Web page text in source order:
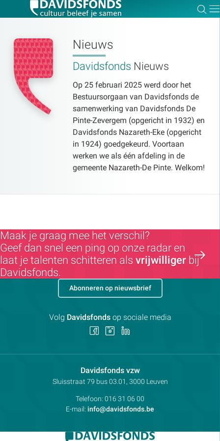
Nieuws
Davidsfonds Nieuws
Op 25 februari 2025 werd door het
Bestuursorgaan van Davidsfonds de
samenwerking van Davidsfonds De
Pinte-Zevergem (opgericht in 1932) en
Davidsfonds Nazareth-Eke (opgericht
in 1924) goedgekeurd. Voortaan
werken we als één afdeling in de
gemeente Nazareth-De Pinte. Welkom!
Maak je graag mee het verschil?
Geef dan snel een ping op onze radar en
laat je talenten schitteren als vrijwilliger bij
Davidsfonds.
Davidsfonds vzwContactpersoon:
Adres:
Sluisstraat 79 bus 03.01, 3000 Leuven
Telefoon: 016 31 06 00
E-mail: info@davidsfonds.be
Abonneren op nieuwsbrief
Volg Davidsfondsop sociale media
Volg Volg
Zoek:
Zoeken